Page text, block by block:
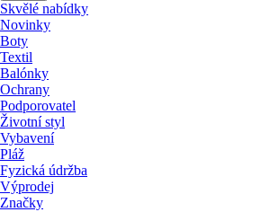
Skvělé nabídky
Novinky
Boty
Textil
Balónky
Ochrany
Podporovatel
Životní styl
Vybavení
Pláž
Fyzická údržba
Výprodej
Značky